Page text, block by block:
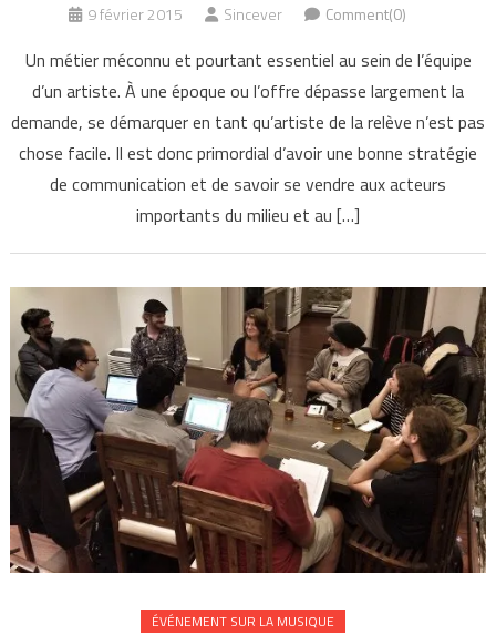
9 février 2015 Sincever Comment(0)
Un métier méconnu et pourtant essentiel au sein de l’équipe
d’un artiste. À une époque ou l’offre dépasse largement la
demande, se démarquer en tant qu’artiste de la relève n’est pas
chose facile. Il est donc primordial d’avoir une bonne stratégie
de communication et de savoir se vendre aux acteurs
importants du milieu et au […]
ÉVÉNEMENT SUR LA MUSIQUE